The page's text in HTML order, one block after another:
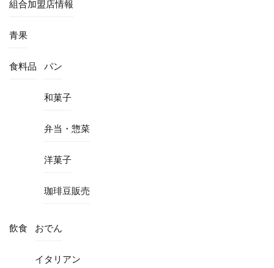
組合加盟店情報
青果
食料品 パン
和菓子
弁当・惣菜
洋菓子
珈琲豆販売
飲食 おでん
イタリアン